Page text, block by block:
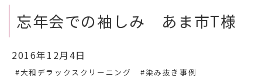
忘年会での袖しみ あま市T様
2016年12月4日
#大和デラックスクリーニング
#染み抜き事例